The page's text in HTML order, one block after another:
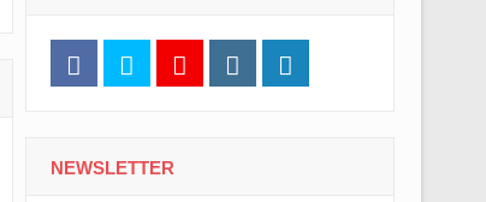
NEWSLETTER